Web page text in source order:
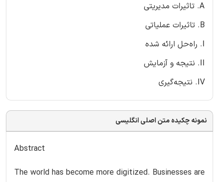
A. تاثیرات مدیریتی
B. تاثیرات عملیاتی
I. راه‌حل ارائه شده
II. نتیجه و آزمایش
IV. نتیجه‌گیری
نمونه چکیده متن اصلی انگلیسی
Abstract
The world has become more digitized. Businesses are